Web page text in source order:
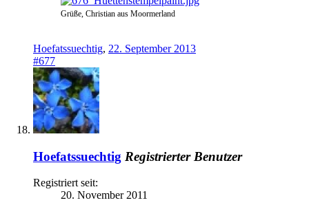
Grüße, Christian aus Moormerland
Hoefatssuechtig, 22. September 2013
#677
Hoefatssuechtig Registrierter Benutzer
Registriert seit:
20. November 2011